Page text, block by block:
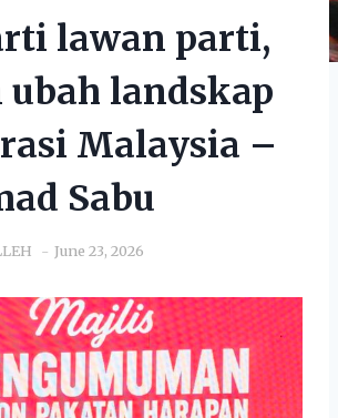
lawan parti,
landskap
Malaysia –
Sabu
June 23, 2026